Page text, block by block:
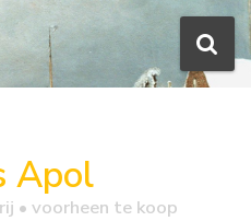
Apol
• voorheen te koop